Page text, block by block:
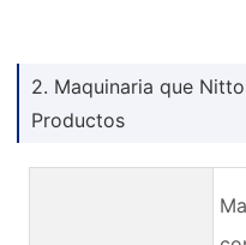
2. Maquinaria que
Productos